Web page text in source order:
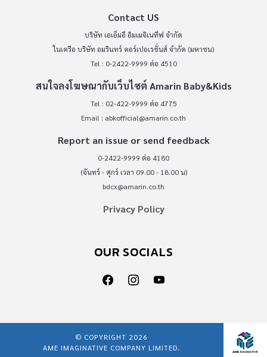
Contact US
บริษัท เอเอ็มอี อิมเมจิเนทีฟ จำกัด
ในเครือ บริษัท อมรินทร์ คอร์เปอเรชั่นส์ จำกัด (มหาชน)
Tel : 0-2422-9999 ต่อ 4510
สนใจลงโฆษณากับเว็บไซต์ Amarin Baby&Kids
Tel : 02-422-9999 ต่อ 4775
Email : abkofficial@amarin.co.th
Report an issue or send feedback
0-2422-9999 ต่อ 4180
(จันทร์ - ศุกร์ เวลา 09.00 - 18.00 น)
bdcx@amarin.co.th
Privacy Policy
OUR SOCIALS
© COPYRIGHT 2026
AME IMAGINATIVE COMPANY LIMITED.